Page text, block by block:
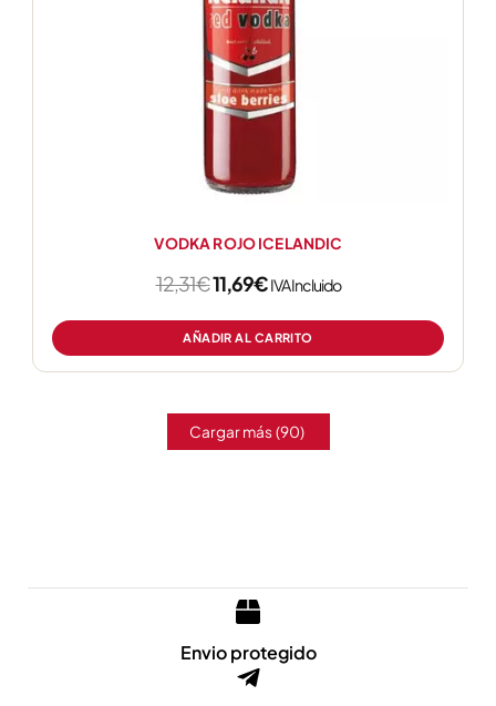
VODKA ROJO ICELANDIC
12,31€11,69€IVA Incluido
AÑADIR AL CARRITO
Cargar más (90)
Envio protegido